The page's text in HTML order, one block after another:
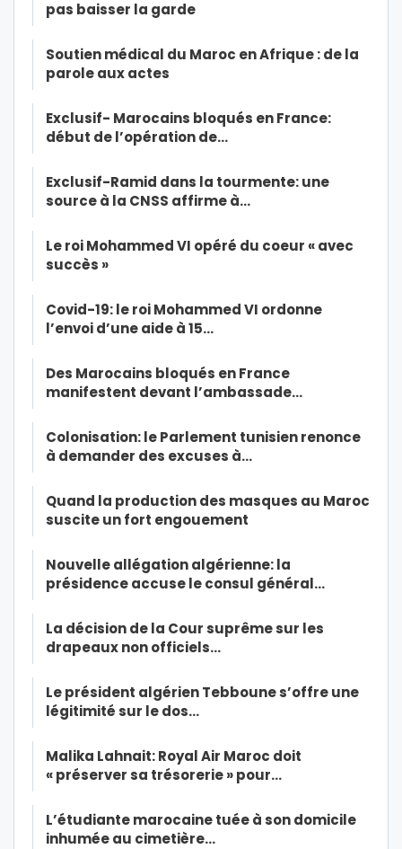
pas baisser la garde
Soutien médical du Maroc en Afrique : de la
parole aux actes
Exclusif- Marocains bloqués en France:
début de l’opération de…
Exclusif-Ramid dans la tourmente: une
source à la CNSS affirme à…
Le roi Mohammed VI opéré du coeur « avec
succès »
Covid-19: le roi Mohammed VI ordonne
l’envoi d’une aide à 15…
Des Marocains bloqués en France
manifestent devant l’ambassade…
Colonisation: le Parlement tunisien renonce
à demander des excuses à…
Quand la production des masques au Maroc
suscite un fort engouement
Nouvelle allégation algérienne: la
présidence accuse le consul général…
La décision de la Cour suprême sur les
drapeaux non officiels…
Le président algérien Tebboune s’offre une
légitimité sur le dos…
Malika Lahnait: Royal Air Maroc doit
« préserver sa trésorerie » pour…
L’étudiante marocaine tuée à son domicile
inhumée au cimetière…